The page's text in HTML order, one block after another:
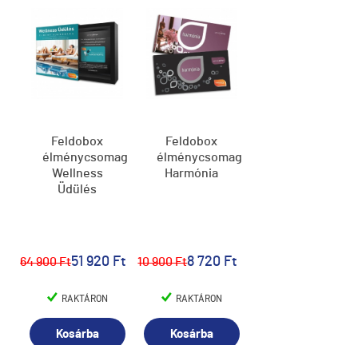
Feldobox
élménycsomag,
Wellness
Üdülés
64 900 Ft51 920 Ft
RAKTÁRON
Kosárba
Feldobox
élménycsomag,
Harmónia
10 900 Ft8 720 Ft
RAKTÁRON
Kosárba